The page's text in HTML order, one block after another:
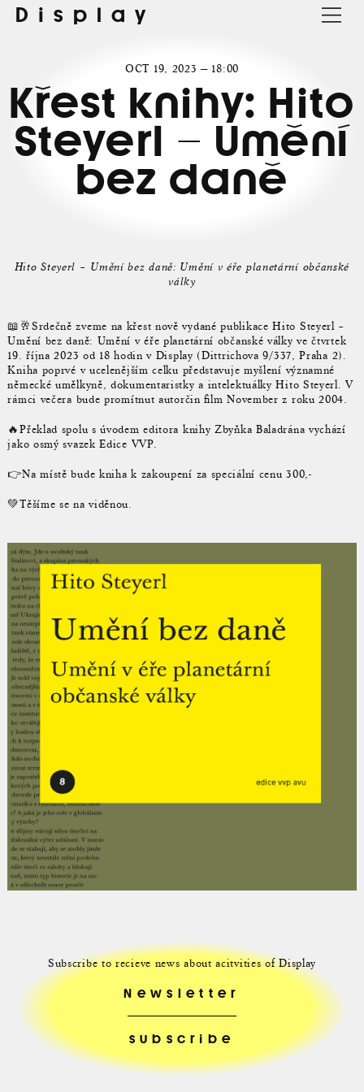
Display
OCT 19, 2023 — 18:00
Křest knihy: Hito
Steyerl – Umění
bez daně
Hito Steyerl – Umění bez daně: Umění v éře planetární občanské
války
📖🥂Srdečně zveme na křest nově vydané publikace Hito Steyerl –
Umění bez daně: Umění v éře planetární občanské války ve čtvrtek
19. října 2023 od 18 hodin v Display (Dittrichova 9/337, Praha 2).
Kniha poprvé v ucelenějším celku představuje myšlení významné
německé umělkyně, dokumentaristky a intelektuálky Hito Steyerl. V
rámci večera bude promítnut autorčin film November z roku 2004.
🔥Překlad spolu s úvodem editora knihy Zbyňka Baladrána vychází
jako osmý svazek Edice VVP.
👉Na místě bude kniha k zakoupení za speciální cenu 300,-
💚Těšíme se na viděnou.
Subscribe to recieve news about acitvities of Display
Newsletter